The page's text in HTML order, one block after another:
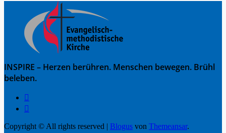
INSPIRE – Herzen berühren. Menschen bewegen. Brühl
beleben.
Copyright © All rights reserved | Blogus von Themeansar.